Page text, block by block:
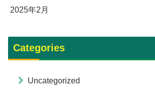
2025年2月
Categories
Uncategorized